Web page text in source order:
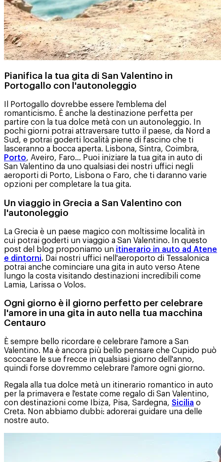
Pianifica la tua gita di San Valentino in
Portogallo con l'autonoleggio
Il Portogallo dovrebbe essere l'emblema del
romanticismo. È anche la destinazione perfetta per
partire con la tua dolce metà con un autonoleggio. In
pochi giorni potrai attraversare tutto il paese, da Nord a
Sud, e potrai goderti località piene di fascino che ti
lasceranno a bocca aperta. Lisbona, Sintra, Coimbra,
Porto, Aveiro, Faro... Puoi iniziare la tua gita in auto di
San Valentino da uno qualsiasi dei nostri uffici negli
aeroporti di Porto, Lisbona o Faro, che ti daranno varie
opzioni per completare la tua gita.
Un viaggio in Grecia a San Valentino con
l'autonoleggio
La Grecia è un paese magico con moltissime località in
cui potrai goderti un viaggio a San Valentino. In questo
post del blog proponiamo un itinerario in auto ad Atene
e dintorni. Dai nostri uffici nell'aeroporto di Tessalonica
potrai anche cominciare una gita in auto verso Atene
lungo la costa visitando destinazioni incredibili come
Lamia, Larissa o Volos.
Ogni giorno è il giorno perfetto per celebrare
l'amore in una gita in auto nella tua macchina
Centauro
È sempre bello ricordare e celebrare l'amore a San
Valentino. Ma è ancora più bello pensare che Cupido può
scoccare le sue frecce in qualsiasi giorno dell'anno,
quindi forse dovremmo celebrare l'amore ogni giorno.
Regala alla tua dolce metà un itinerario romantico in auto
per la primavera e l'estate come regalo di San Valentino,
con destinazioni come Ibiza, Pisa, Sardegna, Sicilia o
Creta. Non abbiamo dubbi: adorerai guidare una delle
nostre auto.